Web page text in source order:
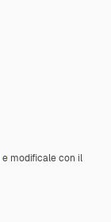
e modificale con il